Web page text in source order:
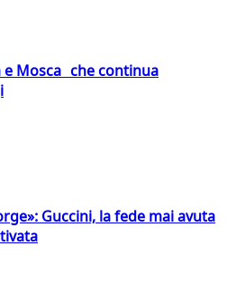
e Mosca che continua
Guccini, la fede mai avuta